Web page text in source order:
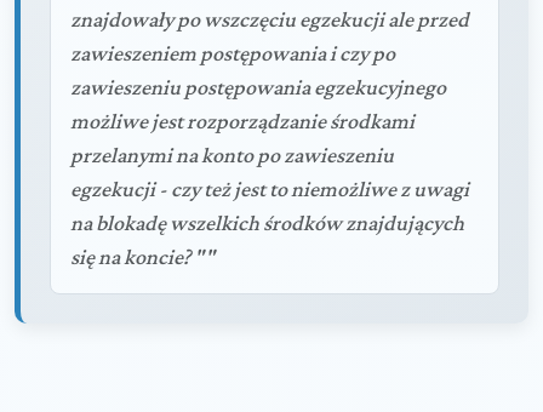
znajdowały po wszczęciu egzekucji ale przed
zawieszeniem postępowania i czy po
zawieszeniu postępowania egzekucyjnego
możliwe jest rozporządzanie środkami
przelanymi na konto po zawieszeniu
egzekucji - czy też jest to niemożliwe z uwagi
na blokadę wszelkich środków znajdujących
się na koncie? ""